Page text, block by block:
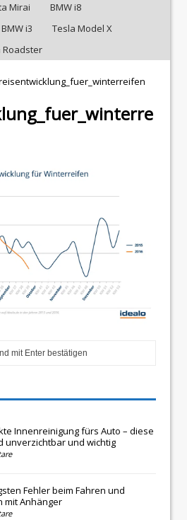
Mirai
BMW i8
BMW i3
Tesla Model X
Roadster
Innenreinigung fürs Auto – diese
unverzichtbar und wichtig
Fehler beim Fahren und
mit Anhänger